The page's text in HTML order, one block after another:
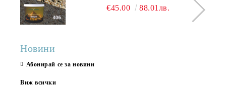
КАМЪК 406 25КГ
€45.00 88.01лв.
Новини
Абонирай се за новини
Виж всички